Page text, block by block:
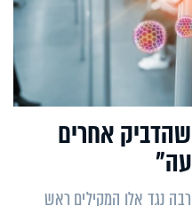
שהדביק אחרים
נגד אלו המקילים ראש